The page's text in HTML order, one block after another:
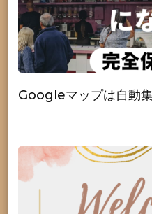
Googleマップは自動